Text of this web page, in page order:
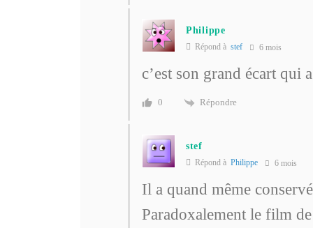
Philippe
Répond à stef 6 mois
c’est son grand écart qui
0 Répondre
stef
Répond à Philippe 6 mois
Il a quand même
Paradoxalement le film